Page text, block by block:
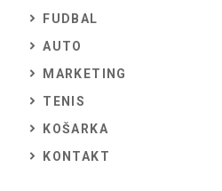
FUDBAL
AUTO
MARKETING
TENIS
KOŠARKA
KONTAKT